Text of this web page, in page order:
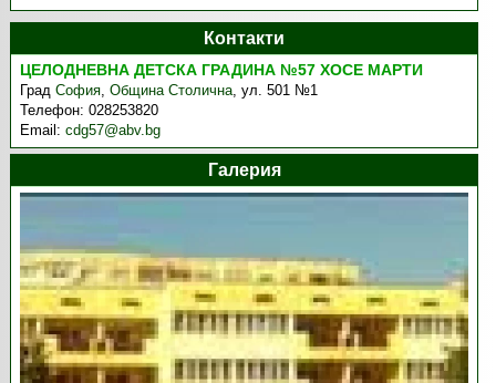
Контакти
ЦЕЛОДНЕВНА ДЕТСКА ГРАДИНА №57 ХОСЕ МАРТИ
ГрадСофия,Община Столична,ул. 501 №1
Телефон:028253820
Email:cdg57@abv.bg
Галерия